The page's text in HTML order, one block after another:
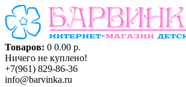
Товаров: 0 0.00 р.
Ничего не куплено!
+7(961) 829-86-36
info@barvinka.ru